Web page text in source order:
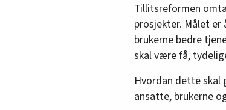
Tillitsreformen
prosjekter. Målet
brukerne bedre
skal være få,
Hvordan dette skal
ansatte, brukerne